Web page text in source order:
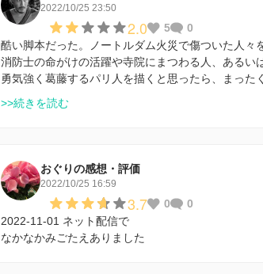
2022/10/25 23:50
2.0 5
0
酷い脚本だった。ノートルダム火災で傷ついた人々
消防士の命がけの活躍や寺院にまつわる人、あるい
勇気強く葛藤するパリ人を描くと思ったら、まった
>>続きを読む
おぐりの感想・評価
2022/10/25 16:59
3.7 0
0
2022-11-01 ネット配信で
なかなかみごたえありました